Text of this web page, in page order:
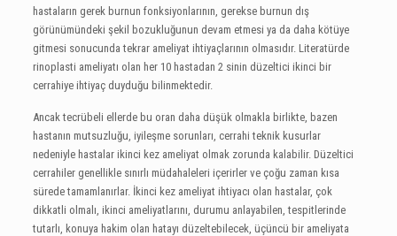
hastaların gerek burnun fonksiyonlarının, gerekse burnun dış
görünümündeki şekil bozukluğunun devam etmesi ya da daha kötüye
gitmesi sonucunda tekrar ameliyat ihtiyaçlarının olmasıdır. Literatürde
rinoplasti ameliyatı olan her 10 hastadan 2 sinin düzeltici ikinci bir
cerrahiye ihtiyaç duyduğu bilinmektedir.
Ancak tecrübeli ellerde bu oran daha düşük olmakla birlikte, bazen
hastanın mutsuzluğu, iyileşme sorunları, cerrahi teknik kusurlar
nedeniyle hastalar ikinci kez ameliyat olmak zorunda kalabilir. Düzeltici
cerrahiler genellikle sınırlı müdahaleleri içerirler ve çoğu zaman kısa
sürede tamamlanırlar. İkinci kez ameliyat ihtiyacı olan hastalar, çok
dikkatli olmalı, ikinci ameliyatlarını, durumu anlayabilen, tespitlerinde
tutarlı, konuya hakim olan hatayı düzeltebilecek, üçüncü bir ameliyata